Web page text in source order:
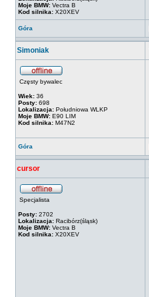
Moje BMW: Vectra B
Kod silnika: X20XEV
Góra
Simoniak
Częsty bywalec
Wiek: 36
Posty: 698
Lokalizacja: Południowa WLKP
Moje BMW: E90 LIM
Kod silnika: M47N2
Góra
cursor
Specjalista
Posty: 2702
Lokalizacja: Racibórz(śląsk)
Moje BMW: Vectra B
Kod silnika: X20XEV